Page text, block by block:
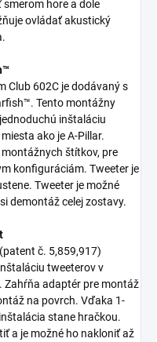
hore a dole
ovládať akustický
Club 602C je dodávaný s
Tento montážny
inštaláciu
ako je A-Pillar.
štítkov, pre
konfiguráciám. Tweeter je
Tweeter je možné
demontáž celej zostavy.
č. 5,859,917)
tweeterov v
Zahŕňa adaptér pre montáž
na povrch. Vďaka 1-
stane hračkou.
a je možné ho nakloniť až